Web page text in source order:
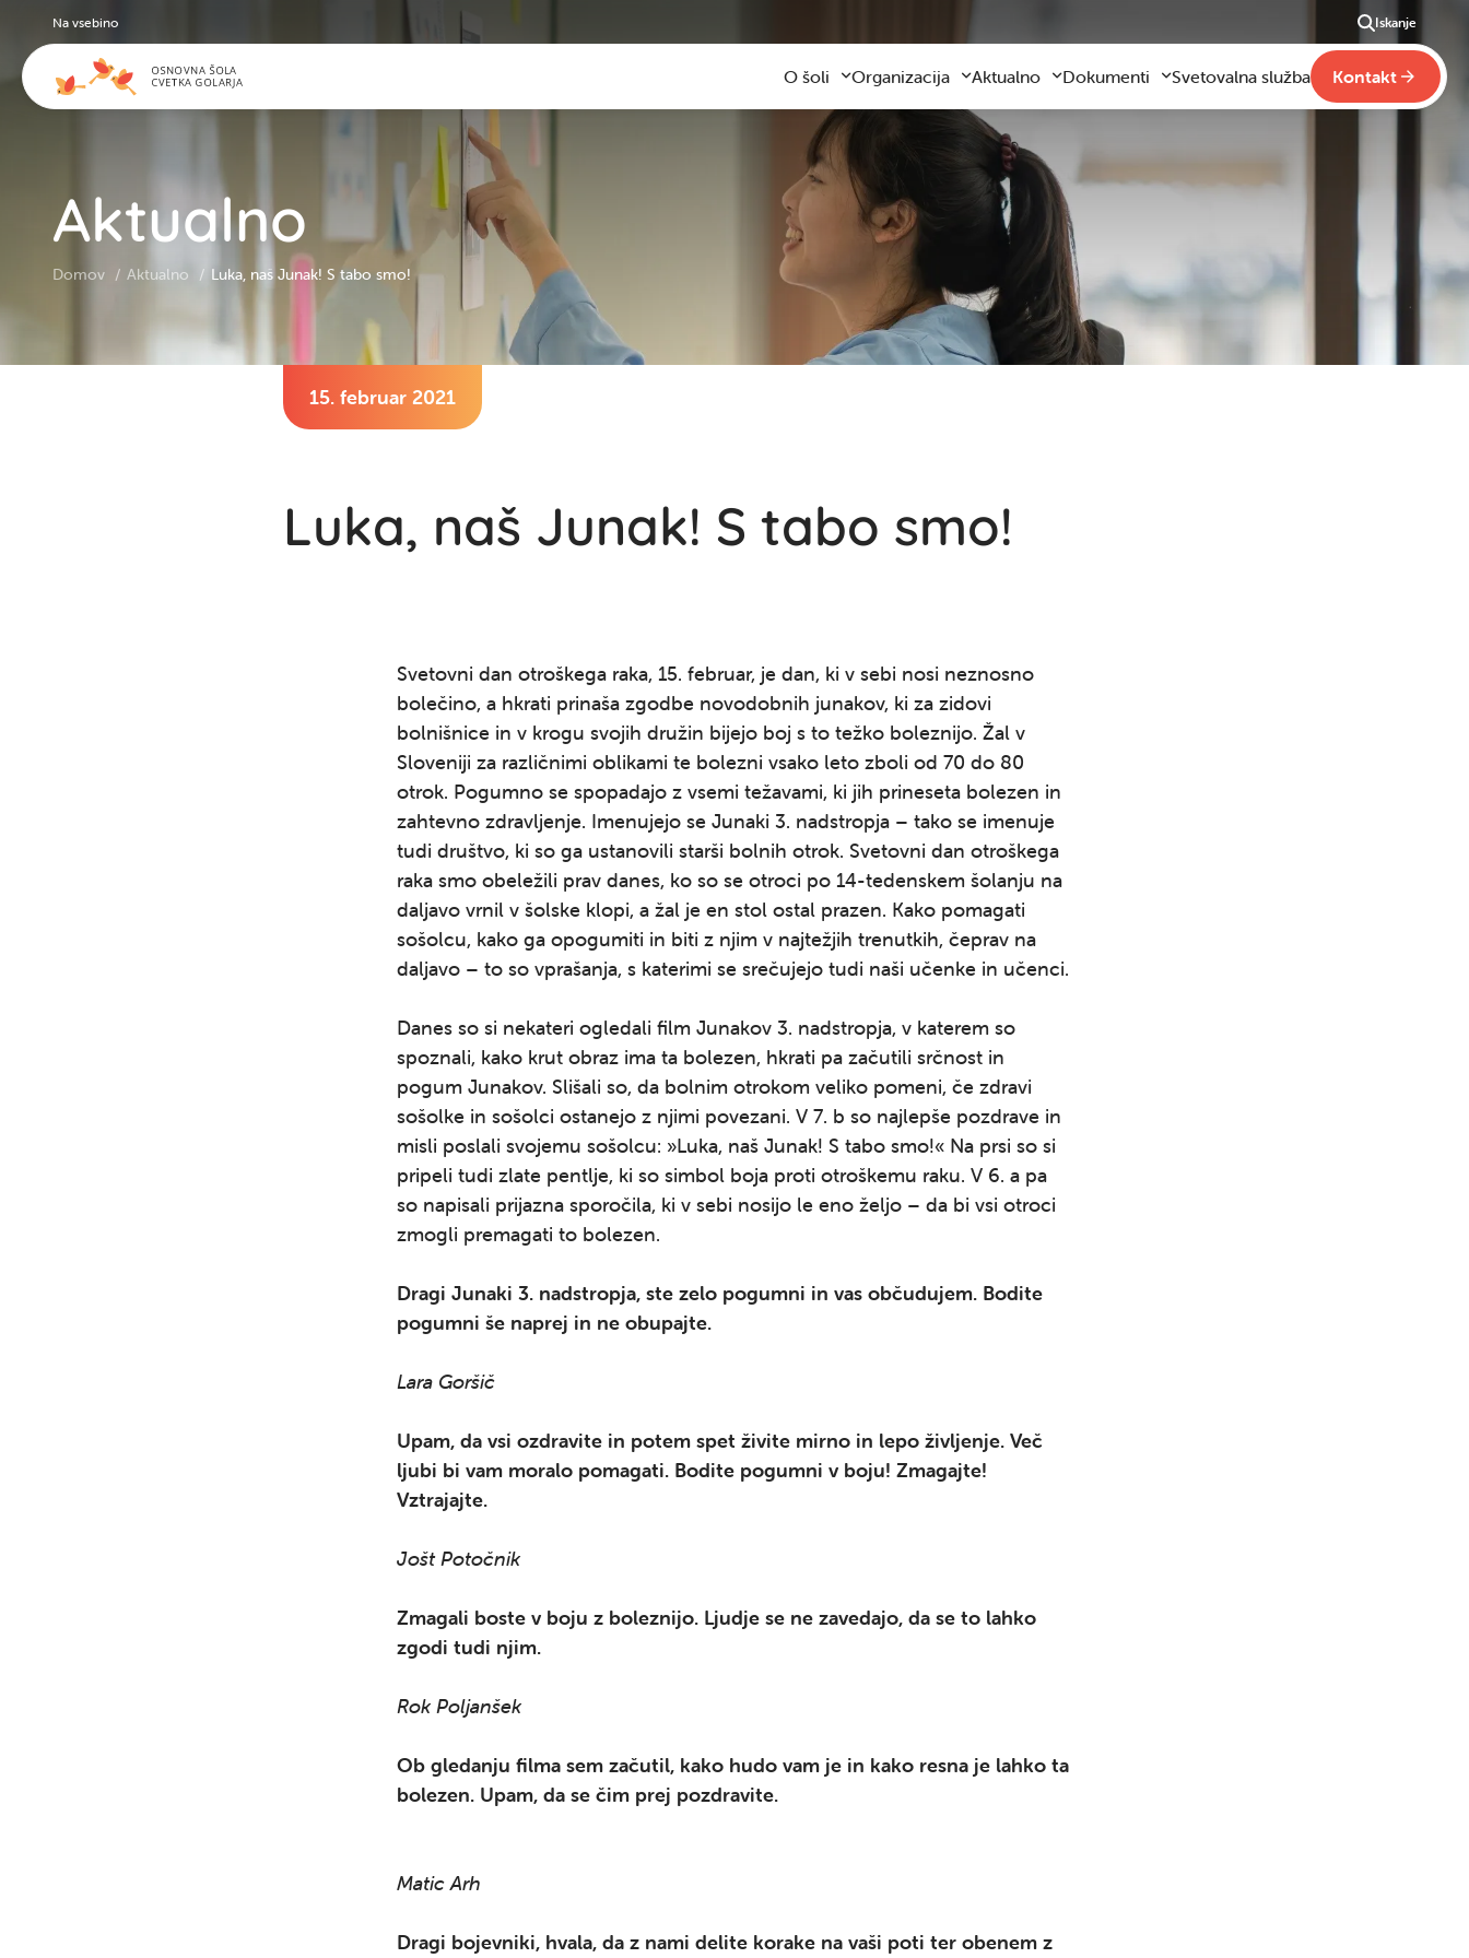
Aktualno
Domov Aktualno Luka, naš Junak! S tabo smo!
15. februar 2021
Luka, naš Junak! S tabo smo!
Svetovni dan otroškega raka, 15. februar, je dan, ki v sebi nosi neznosno
bolečino, a hkrati prinaša zgodbe novodobnih junakov, ki za zidovi
bolnišnice in v krogu svojih družin bijejo boj s to težko boleznijo. Žal v
Sloveniji za različnimi oblikami te bolezni vsako leto zboli od 70 do 80
otrok. Pogumno se spopadajo z vsemi težavami, ki jih prineseta bolezen in
zahtevno zdravljenje. Imenujejo se Junaki 3. nadstropja – tako se imenuje
tudi društvo, ki so ga ustanovili starši bolnih otrok. Svetovni dan otroškega
raka smo obeležili prav danes, ko so se otroci po 14-tedenskem šolanju na
daljavo vrnil v šolske klopi, a žal je en stol ostal prazen. Kako pomagati
sošolcu, kako ga opogumiti in biti z njim v najtežjih trenutkih, čeprav na
daljavo – to so vprašanja, s katerimi se srečujejo tudi naši učenke in učenci.
Danes so si nekateri ogledali film Junakov 3. nadstropja, v katerem so
spoznali, kako krut obraz ima ta bolezen, hkrati pa začutili srčnost in
pogum Junakov. Slišali so, da bolnim otrokom veliko pomeni, če zdravi
sošolke in sošolci ostanejo z njimi povezani. V 7. b so najlepše pozdrave in
misli poslali svojemu sošolcu: »Luka, naš Junak! S tabo smo!« Na prsi so si
pripeli tudi zlate pentlje, ki so simbol boja proti otroškemu raku. V 6. a pa
so napisali prijazna sporočila, ki v sebi nosijo le eno željo – da bi vsi otroci
zmogli premagati to bolezen.
Dragi Junaki 3. nadstropja, ste zelo pogumni in vas občudujem. Bodite
pogumni še naprej in ne obupajte.
Lara Goršič
Upam, da vsi ozdravite in potem spet živite mirno in lepo življenje. Več
ljubi bi vam moralo pomagati. Bodite pogumni v boju! Zmagajte!
Vztrajajte.
Jošt Potočnik
Zmagali boste v boju z boleznijo. Ljudje se ne zavedajo, da se to lahko
zgodi tudi njim.
Rok Poljanšek
Ob gledanju filma sem začutil, kako hudo vam je in kako resna je lahko ta
bolezen. Upam, da se čim prej pozdravite.
Matic Arh
Dragi bojevniki, hvala, da z nami delite korake na vaši poti ter obenem z
Na vsebino Iskanje
O šoli
Predstavitev šole
Kontaktni podatki
Zaposleni
Organizacija dela
Varna šolska pot
Knjižnica
Katalog informacij javnega značaja
Koristne informacije
Oddaja prostorov
Zobna ambulanta
Tekmovanja
Organizacija
Obvezni program
Razširjeni program
Sodelovanje s starši
Šolski prevozi
Šolska prehrana
Plačilo storitev
Osnovnošolsko izobraževanje na domu
Svetovalna služba
Šolski sklad
Aktualno
Aktualno
Zgodilo se je
Fotogalerija slik
Video vsebine
Dokumenti
Drugi pravilniki
Svetovalna služba Kontakt